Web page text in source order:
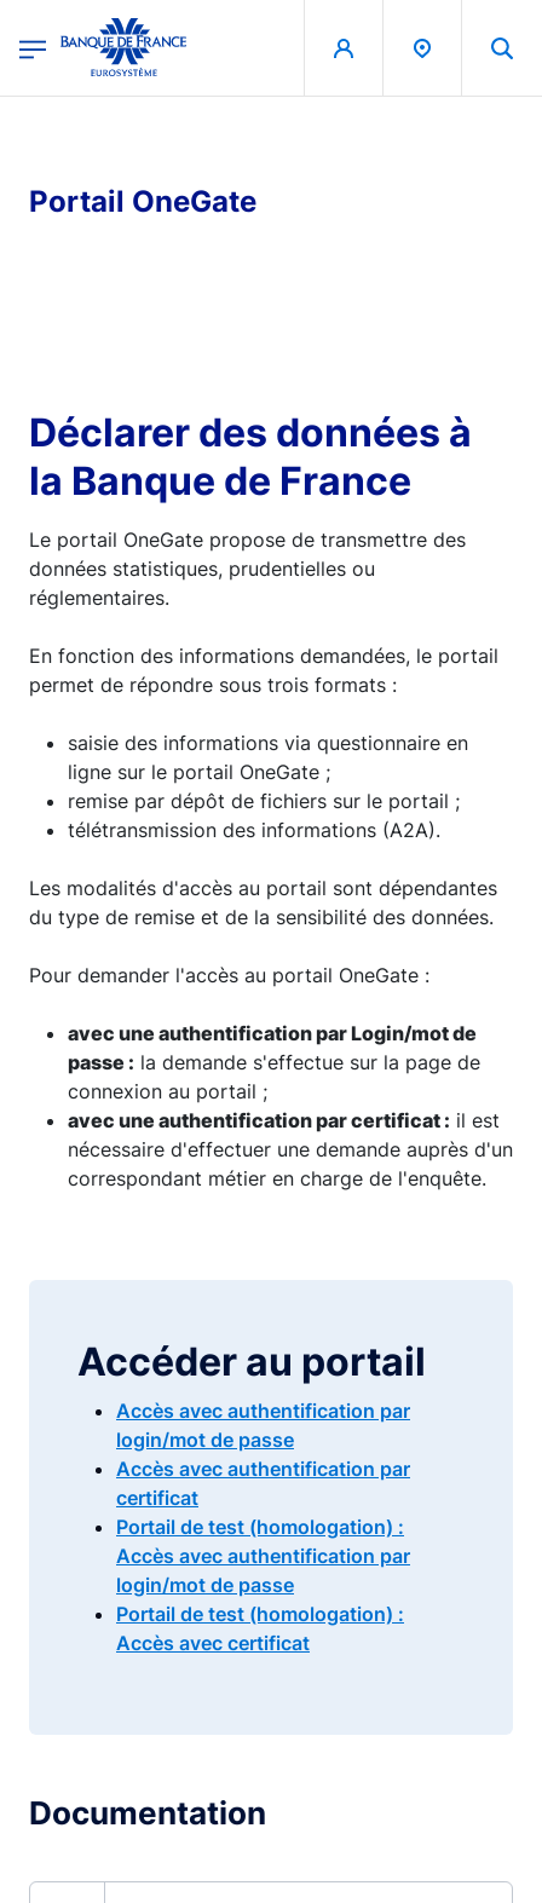
Banque de France - Menu Principal
Portail OneGate
Déclarer des données à
la Banque de France
Le portail OneGate propose de transmettre des
données statistiques, prudentielles ou
réglementaires.
En fonction des informations demandées, le portail
permet de répondre sous trois formats :
saisie des informations via questionnaire en
ligne sur le portail OneGate ;
remise par dépôt de fichiers sur le portail ;
télétransmission des informations (A2A).
Les modalités d'accès au portail sont dépendantes
du type de remise et de la sensibilité des données.
Pour demander l'accès au portail OneGate :
avec une authentification par Login/mot de
passe : la demande s'effectue sur la page de
connexion au portail ;
avec une authentification par certificat : il est
nécessaire d'effectuer une demande auprès d'un
correspondant métier en charge de l'enquête.
Accéder au portail
Accès avec authentification par
login/mot de passe
Accès avec authentification par
certificat
Portail de test (homologation) :
Accès avec authentification par
login/mot de passe
Portail de test (homologation) :
Accès avec certificat
Documentation